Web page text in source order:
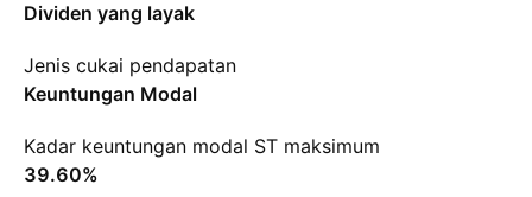
Dividen yang layak
Jenis cukai pendapatan
Keuntungan Modal
Kadar keuntungan modal ST maksimum
39.60%